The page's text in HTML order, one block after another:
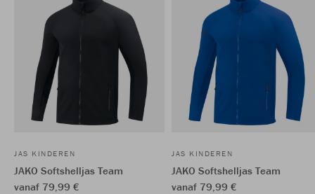
JAS KINDEREN
JAKO Softshelljas Team
vanaf 79,99 €
JAS KINDEREN
JAKO Softshelljas Team
vanaf 79,99 €